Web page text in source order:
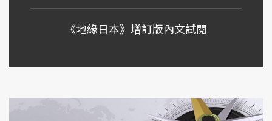
《地緣日本》增訂版內文試閱